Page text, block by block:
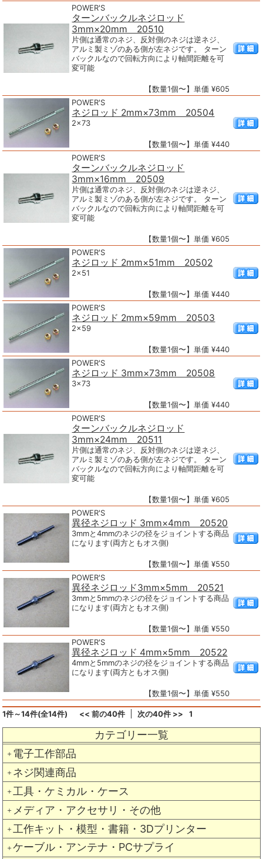
カテゴリー一覧
＋ 電子工作部品
＋ ネジ関連商品
＋ 工具・ケミカル・ケース
＋ メディア・アクセサリ・その他
＋ 工作キット・模型・書籍・3Dプリンター
＋ ケーブル・アンテナ・PCサプライ
POWER'S
ターンバックルネジロッド
3mm×20mm 20510
片側は通常のネジ、反対側のネジは逆ネジ、
アルミ製ミゾのある側が左ネジです。 ターン
バックルなので回転方向により軸間距離を可
変可能
【数量1個〜】単価 ¥605
POWER'S
ネジロッド 2mm×73mm 20504
2×73
【数量1個〜】単価 ¥440
POWER'S
ターンバックルネジロッド
3mm×16mm 20509
片側は通常のネジ、反対側のネジは逆ネジ、
アルミ製ミゾのある側が左ネジです。 ターン
バックルなので回転方向により軸間距離を可
変可能
【数量1個〜】単価 ¥605
POWER'S
ネジロッド 2mm×51mm 20502
2×51
【数量1個〜】単価 ¥440
POWER'S
ネジロッド 2mm×59mm 20503
2×59
【数量1個〜】単価 ¥440
POWER'S
ネジロッド 3mm×73mm 20508
3×73
【数量1個〜】単価 ¥440
POWER'S
ターンバックルネジロッド
3mm×24mm 20511
片側は通常のネジ、反対側のネジは逆ネジ、
アルミ製ミゾのある側が左ネジです。 ターン
バックルなので回転方向により軸間距離を可
変可能
【数量1個〜】単価 ¥605
POWER'S
異径ネジロッド 3mm×4mm 20520
3mmと4mmのネジの径をジョイントする商品
になります(両方ともオス側)
【数量1個〜】単価 ¥550
POWER'S
異径ネジロッド3mm×5mm 20521
3mmと5mmのネジの径をジョイントする商品
になります(両方ともオス側)
【数量1個〜】単価 ¥550
POWER'S
異径ネジロッド 4mm×5mm 20522
4mmと5mmのネジの径をジョイントする商品
になります(両方ともオス側)
【数量1個〜】単価 ¥550
1件～14件(全14件) << 前の40件 次の40件 >> 1